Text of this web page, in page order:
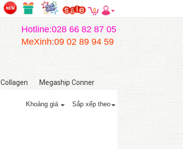
0
Hotline:028 66 82 87 05
MeXinh:09 02 89 94 59
Collagen Megaship Conner
Khoảng giá Sắp xếp theo